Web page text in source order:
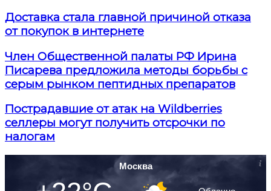
Доставка стала главной причиной отказа
от покупок в интернете
Член Общественной палаты РФ Ирина
Писарева предложила методы борьбы с
серым рынком пептидных препаратов
Пострадавшие от атак на Wildberries
селлеры могут получить отсрочки по
налогам
Москва